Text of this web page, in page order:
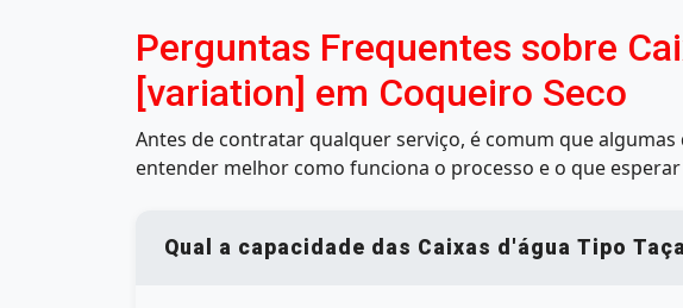
Perguntas Frequentes sobre
[variation] em Coqueiro Seco
Antes de contratar qualquer serviço, é comum que
entender melhor como funciona o processo e o que
Qual a capacidade das Caixas d'água Tipo